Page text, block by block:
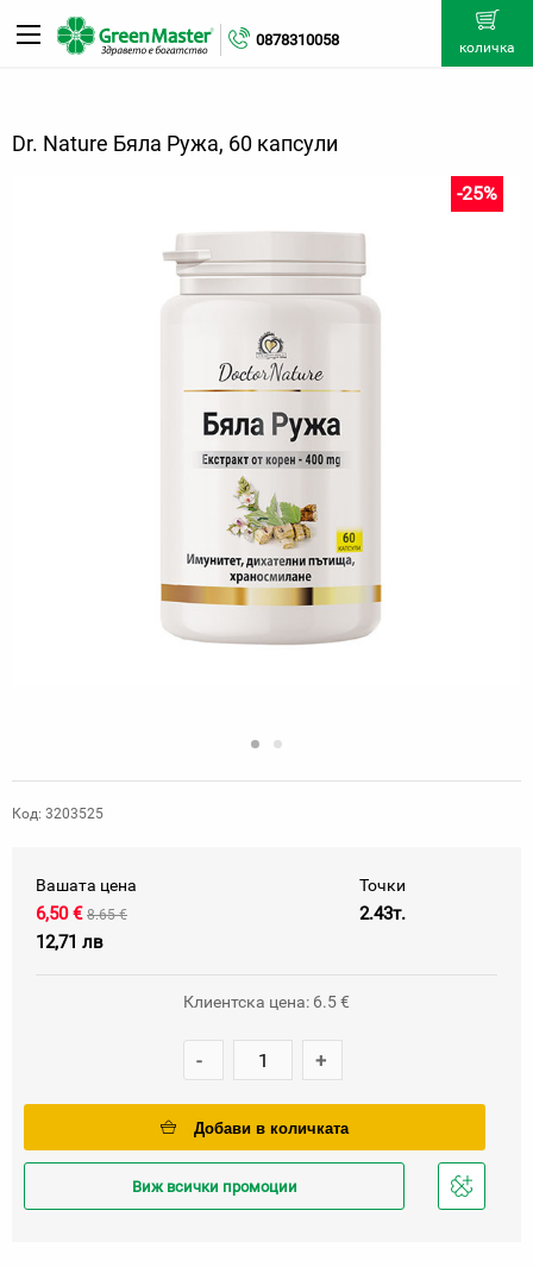
0878310058 количка
Dr. Nature Бяла Ружа, 60 капсули
-25%
Код: 3203525
Вашата цена
6,50 € 8.65 €
12,71 лв
Точки
2.43т.
Клиентска цена: 6.5 €
- +
Добави в количката
Виж всички промоции
Добави